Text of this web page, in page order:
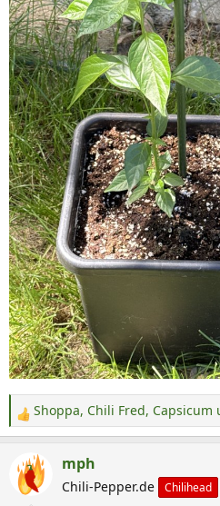
R
e
a
k
Shoppa, Chili Fred, Capsicum
mph
Chili-Pepper.de Chilihead